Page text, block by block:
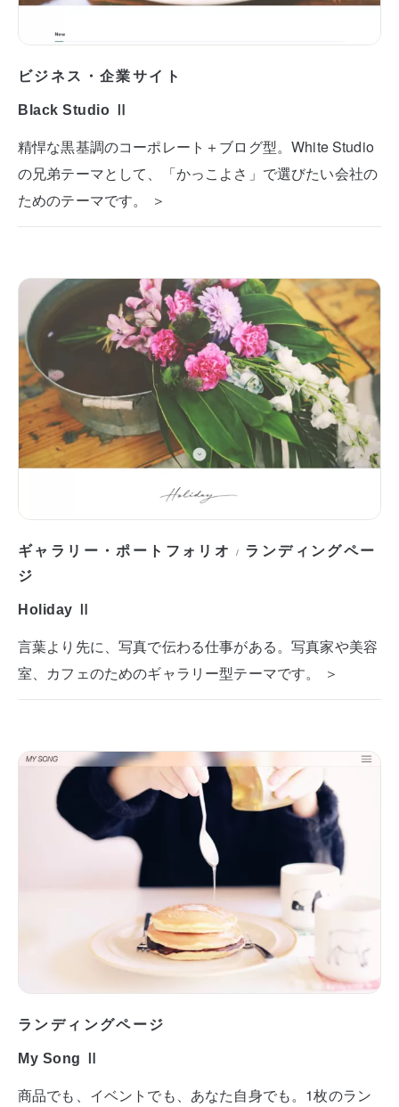
ビジネス・企業サイト
Black Studio Ⅱ
精悍な黒基調のコーポレート＋ブログ型。White Studio
の兄弟テーマとして、「かっこよさ」で選びたい会社の
ためのテーマです。 ＞
ギャラリー・ポートフォリオ / ランディングペー
ジ
Holiday Ⅱ
言葉より先に、写真で伝わる仕事がある。写真家や美容
室、カフェのためのギャラリー型テーマです。 ＞
ランディングページ
My Song Ⅱ
商品でも、イベントでも、あなた自身でも。1枚のラン